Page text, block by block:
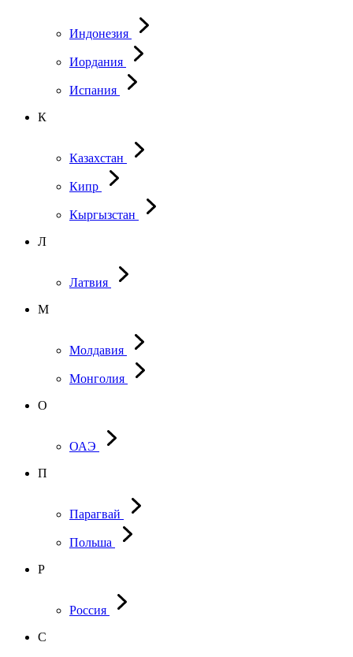
Индонезия
Иордания
Испания
К
Казахстан
Кипр
Кыргызстан
Л
Латвия
М
Молдавия
Монголия
О
ОАЭ
П
Парагвай
Польша
Р
Россия
С